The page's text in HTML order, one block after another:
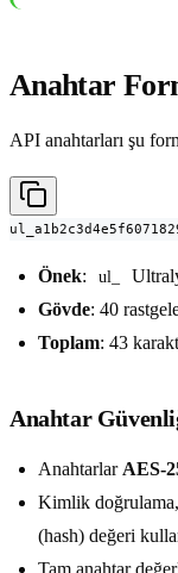
Anahtar
API anahtarları şu
Önek: ul_
Gövde: 40
Toplam: 43
Anahtar
Anahtarlar AES-
Kimlik
(hash) değeri
Tam anahtar